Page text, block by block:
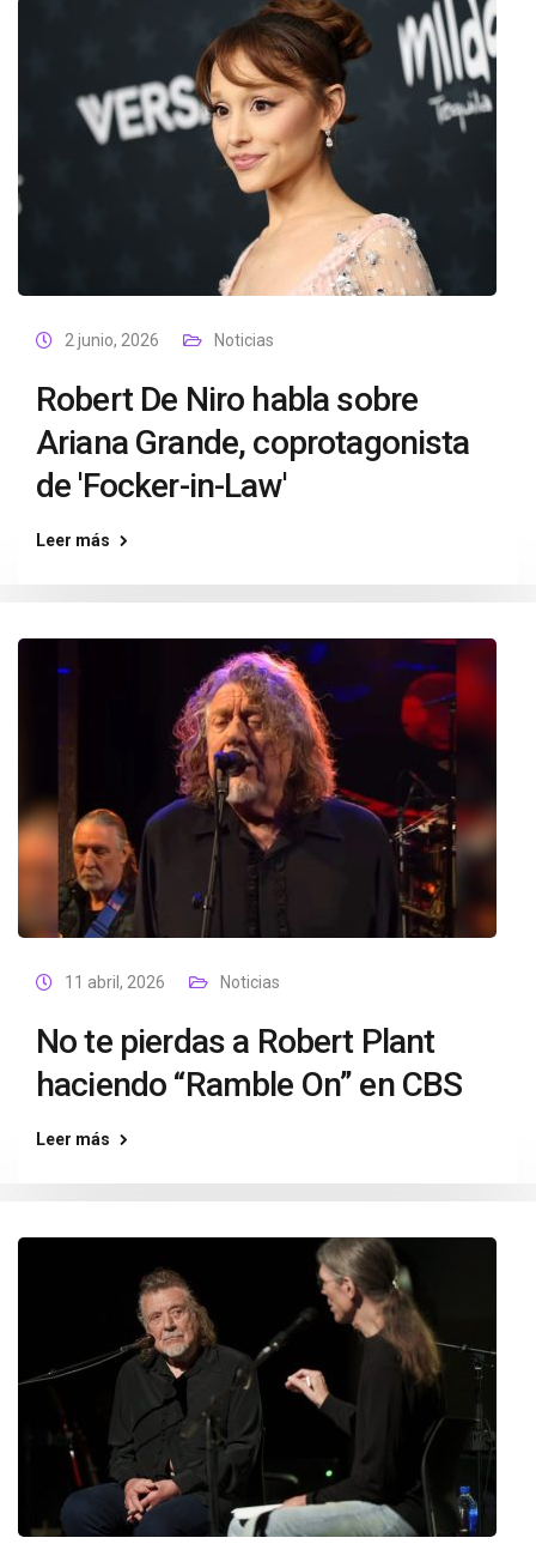
2 junio, 2026 Noticias
Robert De Niro habla sobre
Ariana Grande, coprotagonista
de 'Focker-in-Law'
Leer más
11 abril, 2026 Noticias
No te pierdas a Robert Plant
haciendo “Ramble On” en CBS
Leer más